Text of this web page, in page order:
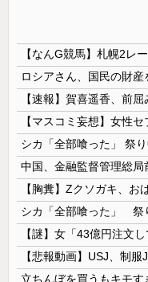
ロシアさん、国民の財
【速報】賀喜遥香、前
シカ「全部喰った」 祭
シカ「全部喰った」 祭